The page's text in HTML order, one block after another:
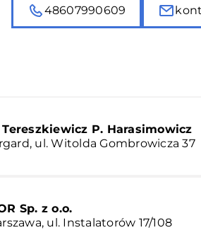
48607990609
Tereszkiewicz P. Harasimowicz
ul. Witolda Gombrowicza 37
Sp. z o.o.
ul. Instalatorów 17/108